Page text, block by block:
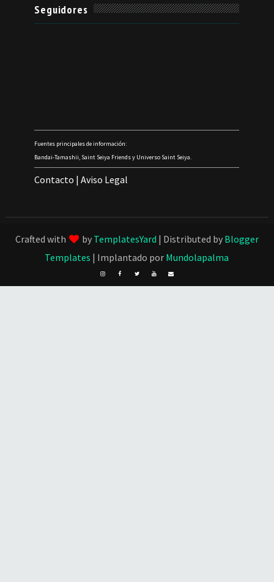
Seguidores
Fuentes principales de información:
Bandai-Tamashii, Saint Seiya Friends y Universo Saint Seiya.
Contacto |Aviso Legal
Crafted with by TemplatesYard | Distributed by Blogger
Templates | Implantado por Mundolapalma